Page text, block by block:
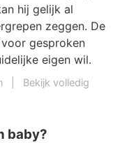
hij gelijk al
zeggen. De
gesproken
eigen wil.
Bekijk volledig
baby?